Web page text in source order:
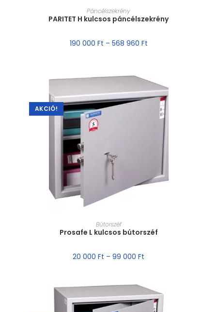
MÉRET VÁLASZTÁSA
Páncélszekrény
PARITET H kulcsos páncélszekrény
190 000 Ft – 568 960 Ft
AKCIÓ!
MÉRET VÁLASZTÁSA
Bútorszéf
Prosafe L kulcsos bútorszéf
20 000 Ft – 99 000 Ft